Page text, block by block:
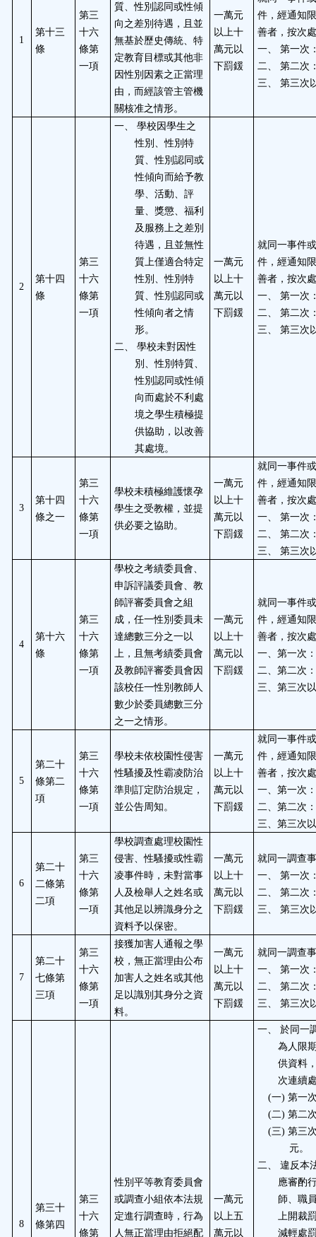
1
第十三
條
第三
十六
條第
一項
質、性別認同或性傾
向之差別待遇，且並
無基於歷史傳統、特
定教育目標或其他非
因性別因素之正當理
由，而經該管主管機
關核准之情形。
一萬元
以上十
萬元以
下罰鍰
件，經通知
善者，按次
一、
第一次
二、
第二次
三、
第三次
2
第十四
條
第三
十六
條第
一項
一、
學校因學生之
性別、性別特
質、性別認同或
性傾向而給予教
學、活動、評
量、獎懲、福利
及服務上之差別
待遇，且並無性
質上僅適合特定
性別、性別特
質、性別認同或
性傾向者之情
形。
二、
學校未對因性
別、性別特質、
性別認同或性傾
向而處於不利處
境之學生積極提
供協助，以改善
其處境。
一萬元
以上十
萬元以
下罰鍰
就同一事件
件，經通知
善者，按次
一、
第一次
二、
第二次
三、
第三次
3
第十四
條之一
第三
十六
條第
一項
學校未積極維護懷孕
學生之受教權，並提
供必要之協助。
一萬元
以上十
萬元以
下罰鍰
就同一事件
件，經通知
善者，按次
一、
第一次
二、
第二次
三、
第三次
4
第十六
條
第三
十六
條第
一項
學校之考績委員會、
申訴評議委員會、教
師評審委員會之組
成，任一性別委員未
達總數三分之一以
上，且無考績委員會
及教師評審委員會因
該校任一性別教師人
數少於委員總數三分
之一之情形。
一萬元
以上十
萬元以
下罰鍰
就同一事件
件，經通知
善者，按次
一、第一次
二、第二次
三、第三次
5
第二十
條第二
項
第三
十六
條第
一項
學校未依校園性侵害
性騷擾及性霸凌防治
準則訂定防治規定，
並公告周知。
一萬元
以上十
萬元以
下罰鍰
就同一事件
件，經通知
善者，按次
一、第一次
二、第二次
三、第三次
6
第二十
二條第
二項
第三
十六
條第
一項
學校調查處理校園性
侵害、性騷擾或性霸
凌事件時，未對當事
人及檢舉人之姓名或
其他足以辨識身分之
資料予以保密。
一萬元
以上十
萬元以
下罰鍰
就同一調查
一、
第一次
二、
第二次
三、
第三次
7
第二十
七條第
三項
第三
十六
條第
一項
接獲加害人通報之學
校，無正當理由公布
加害人之姓名或其他
足以識別其身分之資
料。
一萬元
以上十
萬元以
下罰鍰
就同一調查
一、
第一次
二、
第二次
三、
第三次
8
第三十
條第四
第三
十六
條第
性別平等教育委員會
或調查小組依本法規
定進行調查時，行為
人無正當理由拒絕配
一萬元
以上五
萬元以
一、
於同一
為人限
供資料
次連續
(一)第一
(二)第二
(三)第三
元。
二、
違反本
應審酌
師、職
上開裁
減輕處